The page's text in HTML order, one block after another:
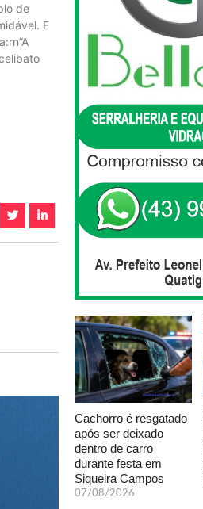
de
E
Cachorro é resgatado
após ser deixado
dentro de carro
durante festa em
Siqueira Campos
07/08/2026